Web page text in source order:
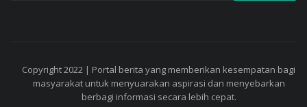
Copyright 2022 | Portal berita yang memberikan kesempatan bagi
masyarakat untuk menyuarakan aspirasi dan menyebarkan
berbagi informasi secara lebih cepat.